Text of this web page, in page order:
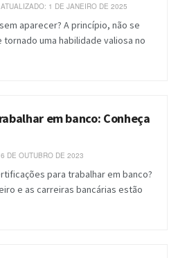
1 DE JANEIRO DE 2025
aparecer? A princípio, não se
uma habilidade valiosa no
em banco: Conheça
DE OUTUBRO DE 2023
para trabalhar em banco?
e as carreiras bancárias estão